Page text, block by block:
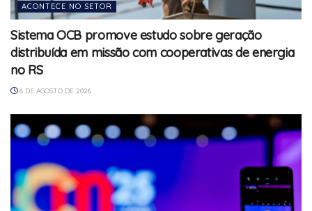
ACONTECE NO SETOR
Sistema OCB promove estudo sobre geração
distribuída em missão com cooperativas de energia
no RS
6 DE AGOSTO DE 2026